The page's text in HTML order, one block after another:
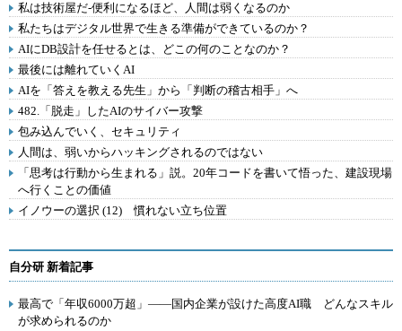
私は技術屋だ-便利になるほど、人間は弱くなるのか
私たちはデジタル世界で生きる準備ができているのか？
AIにDB設計を任せるとは、どこの何のことなのか？
最後には離れていくAI
AIを「答えを教える先生」から「判断の稽古相手」へ
482.「脱走」したAIのサイバー攻撃
包み込んでいく、セキュリティ
人間は、弱いからハッキングされるのではない
「思考は行動から生まれる」説。20年コードを書いて悟った、建設現場
へ行くことの価値
イノウーの選択 (12) 慣れない立ち位置
自分研 新着記事
最高で「年収6000万超」――国内企業が設けた高度AI職 どんなスキル
が求められるのか